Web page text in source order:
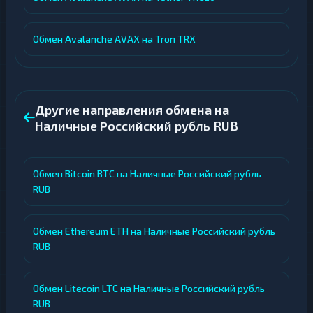
Обмен Avalanche AVAX на Tron TRX
Другие направления обмена на
Наличные Российский рубль RUB
Обмен Bitcoin BTC на Наличные Российский рубль
RUB
Обмен Ethereum ETH на Наличные Российский рубль
RUB
Обмен Litecoin LTC на Наличные Российский рубль
RUB